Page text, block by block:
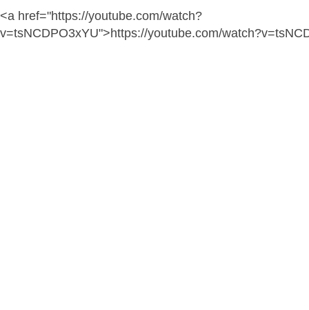
<a href="https://youtube.com/watch?
v=tsNCDPO3xYU">https://youtube.com/